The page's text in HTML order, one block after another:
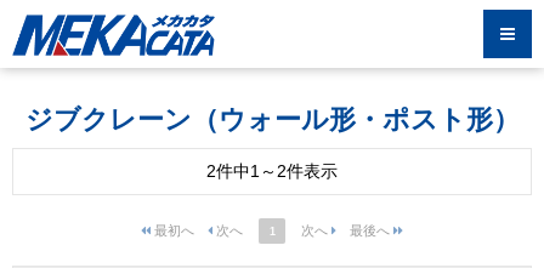
ジブクレーン（ウォール形・ポスト形）
2件中1～2件表示
1